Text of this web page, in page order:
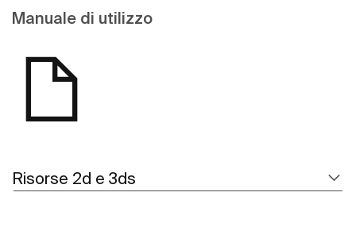
Manuale di utilizzo
Risorse 2d e 3ds